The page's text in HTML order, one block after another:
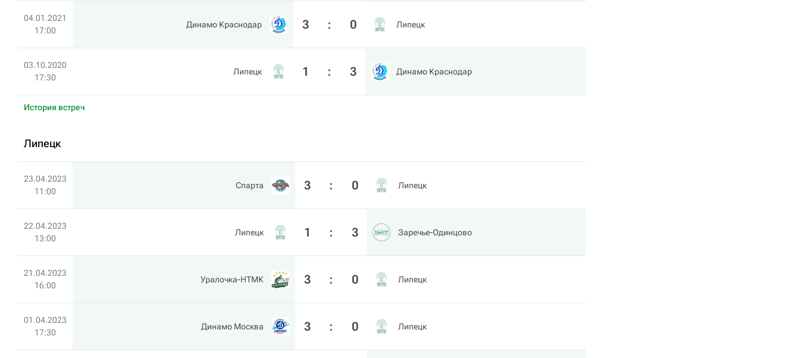
04.01.2021
17:00
Динамо Краснодар 3 : 0 Липецк
03.10.2020
17:30
Липецк 1 : 3 Динамо Краснодар
История встреч
Липецк
23.04.2023
11:00
Спарта 3 : 0 Липецк
22.04.2023
13:00
Липецк 1 : 3 Заречье-Одинцово
21.04.2023
16:00
Уралочка-НТМК 3 : 0 Липецк
01.04.2023
17:30
Динамо Москва 3 : 0 Липецк